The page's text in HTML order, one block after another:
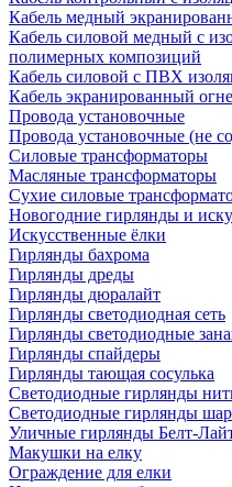
Кабель медный
Кабель силовой медный с
полимерных композиций
Кабель силовой с ПВХ
Кабель экранированный
Провода установочные
Провода установочные (не
Силовые трансформаторы
Масляные трансформаторы
Сухие силовые
Новогодние гирлянды и
Искусственные ёлки
Гирлянды бахрома
Гирлянды дреды
Гирлянды дюралайт
Гирлянды светодиодная сеть
Гирлянды светодиодные
Гирлянды спайдеры
Гирлянды тающая сосулька
Светодиодные гирлянды
Светодиодные гирлянды
Уличные гирлянды Белт-
Макушки на елку
Ограждение для елки